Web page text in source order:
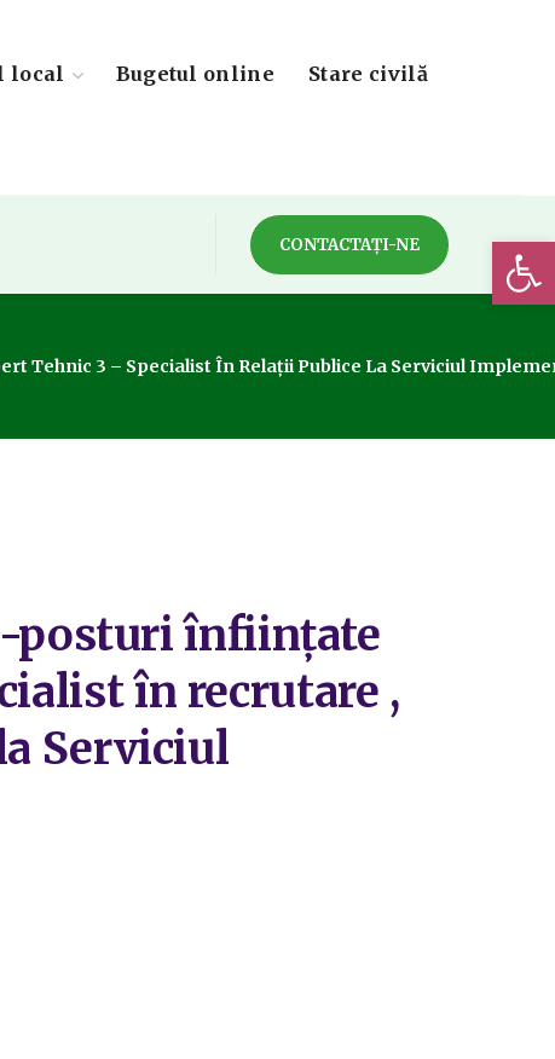
local Bugetul online Stare civilă
CONTACTAȚI-NE
Tehnic 3 – Specialist În Relații Publice La Serviciul
-posturi înfiinţate
în recrutare ,
Serviciul